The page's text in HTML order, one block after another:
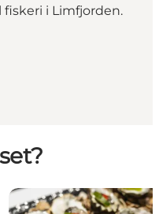
i Limfjorden.
Limfjorden - En guide
i Limfjorden - En guide til